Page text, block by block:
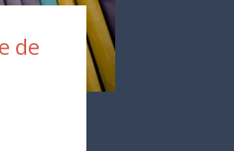
de